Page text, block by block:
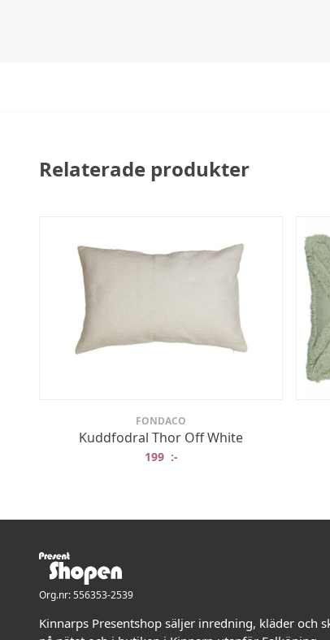
Relaterade produkter
FONDACO
Kuddfodral Thor Off White
199 :-
Org.nr: 556353-2539
Kinnarps Presentshop säljer inredning, kläder och